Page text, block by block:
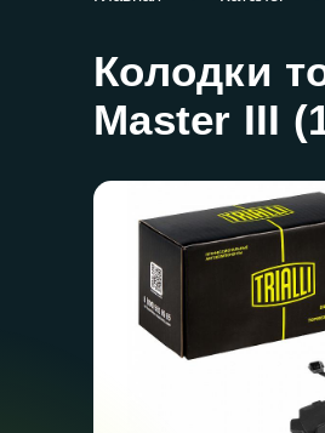
Колодки
Master III